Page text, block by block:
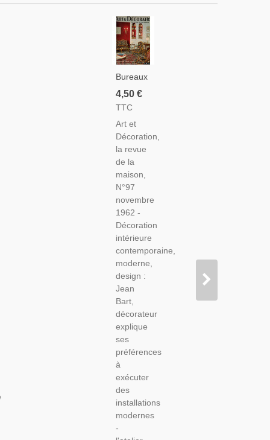
Bureaux
D'écolier,
Peintres
Picart Le
Doux,
Françoise
Schlumberger-
Primat,
Jean
Bart - Art
Et
Décoration,
N°97
1962
4,50 €
TTC
Art et
Décoration,
la revue
de la
maison,
N°97
novembre
1962 -
Décoration
intérieure
contemporaine,
moderne,
design :
Jean
Bart,
décorateur
explique
ses
préférences
à
exécuter
des
installations
modernes
-